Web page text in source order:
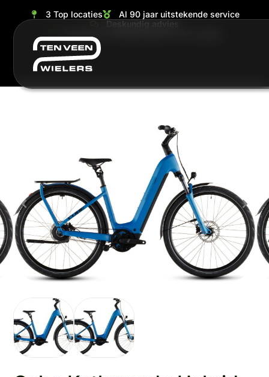
3 Top locaties
Al 90 jaar uitstekende service
Deskundig advies